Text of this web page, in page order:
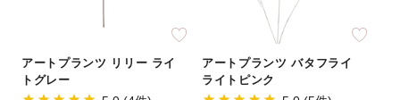
アートプランツ リリー ライ
トグレー
アートプランツ バタフライ
ライトピンク